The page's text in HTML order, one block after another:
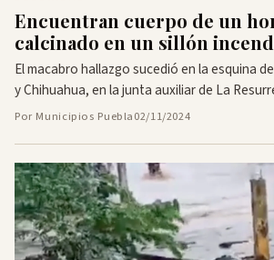
Encuentran cuerpo de un
calcinado en un sillón
El macabro hallazgo sucedió en la esquina
y Chihuahua, en la junta auxiliar de La
Por Municipios Puebla02/11/2024